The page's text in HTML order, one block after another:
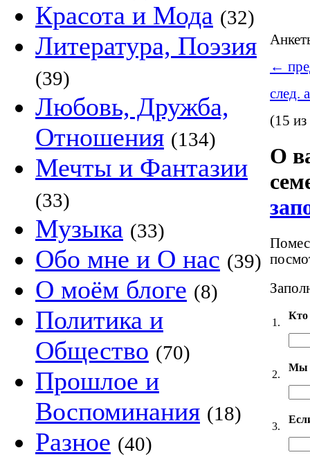
Красота и Мода (32)
Литература, Поэзия
(39)
Любовь, Дружба,
Отношения (134)
Мечты и Фантазии
(33)
Музыка (33)
Обо мне и О нас (39)
О моём блоге (8)
Политика и
Общество (70)
Прошлое и
Воспоминания (18)
Разное (40)
←
след.
(15
О
1.
2.
Мы
3.